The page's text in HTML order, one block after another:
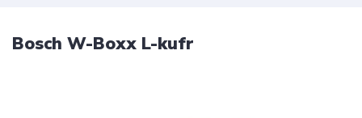
Bosch W-Boxx L-kufr